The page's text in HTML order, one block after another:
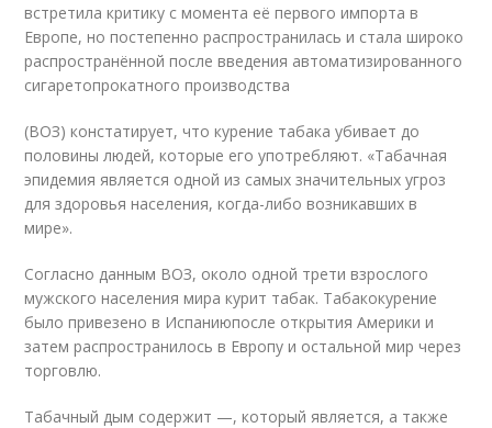
встретила критику с момента её первого импорта в
Европе, но постепенно распространилась и стала широко
распространённой после введения автоматизированного
сигаретопрокатного производства
(ВОЗ) констатирует, что курение табака убивает до
половины людей, которые его употребляют. «Табачная
эпидемия является одной из самых значительных угроз
для здоровья населения, когда-либо возникавших в
мире».
Согласно данным ВОЗ, около одной трети взрослого
мужского населения мира курит табак. Табакокурение
было привезено в Испаниюпосле открытия Америки и
затем распространилось в Европу и остальной мир через
торговлю.
Табачный дым содержит —, который является, а также